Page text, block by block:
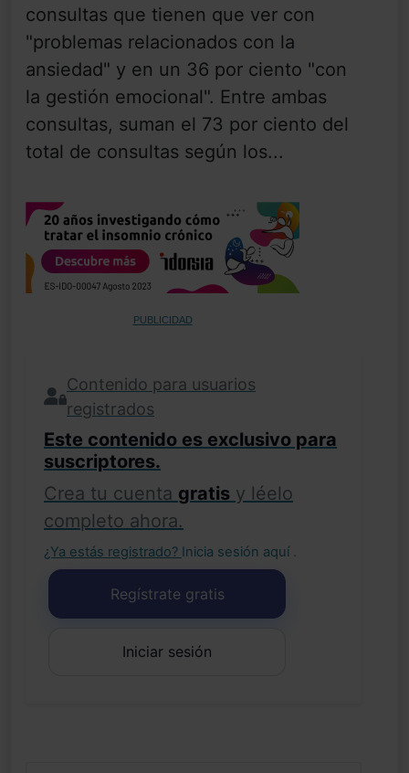
consultas que tienen que ver con
"problemas relacionados con la
ansiedad" y en un 36 por ciento "con
la gestión emocional". Entre ambas
consultas, suman el 73 por ciento del
total de consultas según los...
PUBLICIDAD
Contenido para usuarios
registrados
Este contenido es exclusivo para
suscriptores.
Crea tu cuenta gratis y léelo
completo ahora.
¿Ya estás registrado? Inicia sesión aquí .
Regístrate gratis
Iniciar sesión